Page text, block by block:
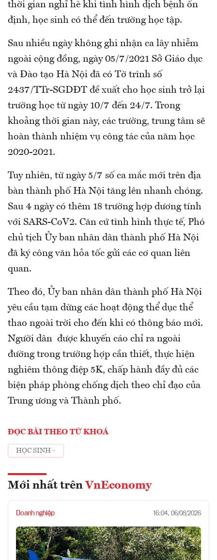
thời gian nghỉ hè khi tình hình dịch bệnh ổn
định, học sinh có thể đến trường học tập.
Sau nhiều ngày không ghi nhận ca lây nhiễm
ngoài cộng đồng, ngày 05/7/2021 Sở Giáo dục
và Đào tạo Hà Nội đã có Tờ trình số
2437/TTr-SGDĐT đề xuất cho học sinh trở lại
trường học từ ngày 10/7 đến 24/7. Trong
khoảng thời gian này, các trường, trung tâm sẽ
hoàn thành nhiệm vụ công tác của năm học
2020-2021.
Tuy nhiên, từ ngày 5/7 số ca mắc mới trên địa
bàn thành phố Hà Nội tăng lên nhanh chóng.
Sau 4 ngày có thêm 18 trường hợp dương tính
với SARS-CoV2. Căn cứ tình hình thực tế, Phó
chủ tịch Ủy ban nhân dân thành phố Hà Nội
đã ký công văn hỏa tốc gửi các cơ quan liên
quan.
Theo đó, Ủy ban nhân dân thành phố Hà Nội
yêu cầu tạm dừng các hoạt động thể dục thể
thao ngoài trời cho đến khi có thông báo mới.
Người dân được khuyến cáo chỉ ra ngoài
đường trong trường hợp cần thiết, thực hiện
nghiêm thông điệp 5K, chấp hành đầy đủ các
biện pháp phòng chống dịch theo chỉ đạo của
Trung ương và Thành phố.
ĐỌC BÀI THEO TỪ KHOÁ
HỌC SINH
Mới nhất trên VnEconomy
Doanh nghiệp 16:04, 06/08/2026